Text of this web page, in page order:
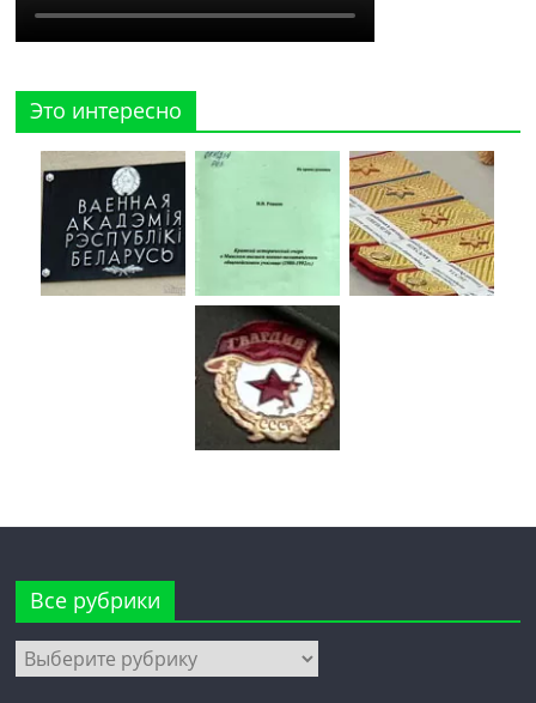
Это интересно
Все рубрики
Все
рубрики